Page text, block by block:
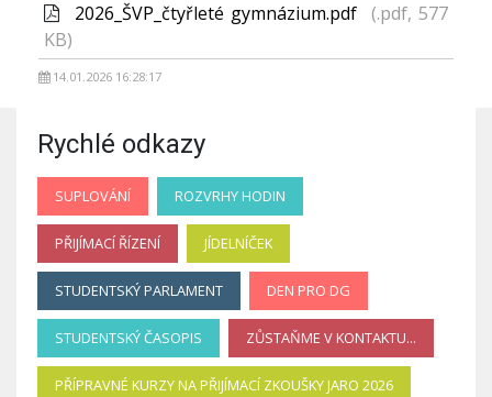
2026_ŠVP_čtyřleté gymnázium.pdf
(.pdf, 577
KB)
14.01.2026 16:28:17
Rychlé odkazy
SUPLOVÁNÍ ROZVRHY HODIN
PŘIJÍMACÍ ŘÍZENÍ JÍDELNÍČEK
STUDENTSKÝ PARLAMENT DEN PRO DG
STUDENTSKÝ ČASOPIS ZŮSTAŇME V KONTAKTU...
PŘÍPRAVNÉ KURZY NA PŘIJÍMACÍ ZKOUŠKY JARO 2026